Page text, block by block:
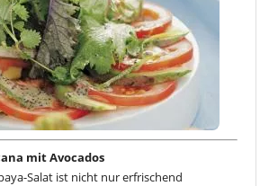
mit Avocados
Salat ist nicht nur erfrischend